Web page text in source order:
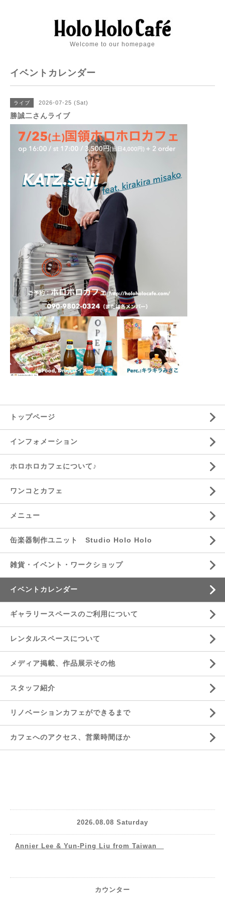
Welcome to our homepage
イベントカレンダー
ライブ 2026-07-25 (Sat)
勝誠二さんライブ
トップページ
インフォメーション
ホロホロカフェについて♪
ワンコとカフェ
メニュー
缶楽器制作ユニット Studio Holo Holo
雑貨・イベント・ワークショップ
イベントカレンダー
ギャラリースペースのご利用について
レンタルスペースについて
メディア掲載、作品展示その他
スタッフ紹介
リノベーションカフェができるまで
カフェへのアクセス、営業時間ほか
2026.08.08 Saturday
Annier Lee & Yun-Ping Liu from Taiwan
カウンター